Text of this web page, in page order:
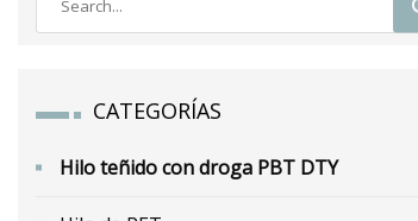
CATEGORÍAS
Hilo teñido con droga PBT DTY